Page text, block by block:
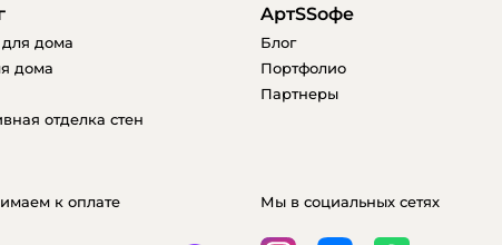
магазин предлагает
и материалу изготовления. У нас вы
с любым интерьером. Каждый из
дизайнерских тенденций и
дома
дома
отделка стен
AртSSофе
Блог
Портфолио
Партнеры
к оплате Мы в социальных сетях